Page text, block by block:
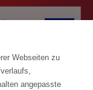
Webseiten zu
angepasste